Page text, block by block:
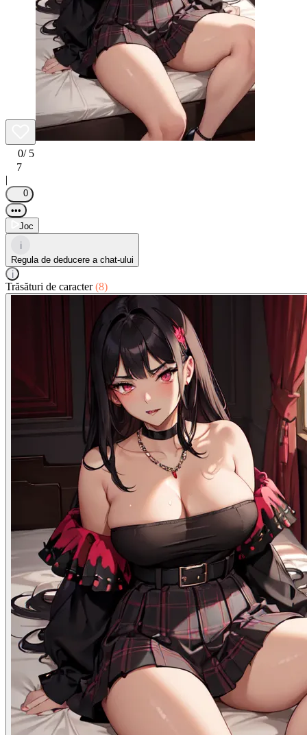
0/ 5
7
|
0
•••
Joc
i
Regula de deducere a chat-ului
i
Trăsături de caracter(8)